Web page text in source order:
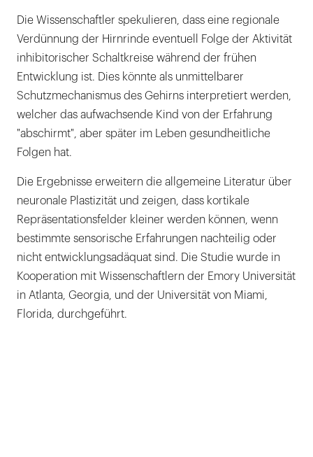
Die Wissenschaftler spekulieren, dass eine regionale
Verdünnung der Hirnrinde eventuell Folge der Aktivität
inhibitorischer Schaltkreise während der frühen
Entwicklung ist. Dies könnte als unmittelbarer
Schutzmechanismus des Gehirns interpretiert werden,
welcher das aufwachsende Kind von der Erfahrung
"abschirmt", aber später im Leben gesundheitliche
Folgen hat.
Die Ergebnisse erweitern die allgemeine Literatur über
neuronale Plastizität und zeigen, dass kortikale
Repräsentationsfelder kleiner werden können, wenn
bestimmte sensorische Erfahrungen nachteilig oder
nicht entwicklungsadäquat sind. Die Studie wurde in
Kooperation mit Wissenschaftlern der Emory Universität
in Atlanta, Georgia, und der Universität von Miami,
Florida, durchgeführt.